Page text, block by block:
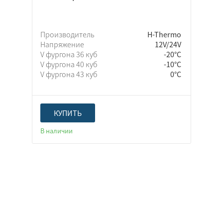
Производитель
H-Thermo
Напряжение
12V/24V
V фургона 36 куб
-20°C
V фургона 40 куб
-10°C
V фургона 43 куб
0°C
КУПИТЬ
В наличии